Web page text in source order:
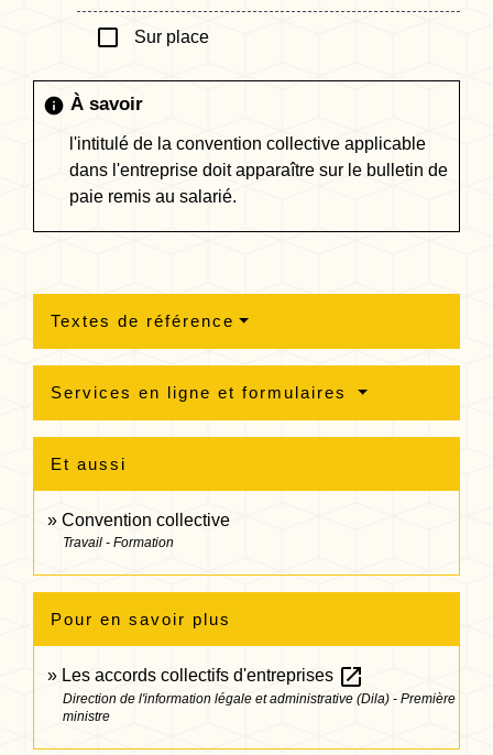
check_box_outline_blank Sur place
info À savoir
l'intitulé de la convention collective applicable
dans l'entreprise doit apparaître sur le bulletin de
paie remis au salarié.
Textes de référence
Services en ligne et formulaires
Et aussi
Convention collective
Travail - Formation
Pour en savoir plus
Les accords collectifs d'entreprises open_in_new
Direction de l'information légale et administrative (Dila) - Première
ministre